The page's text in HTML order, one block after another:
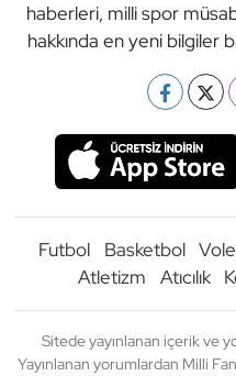
haberleri, milli spor
hakkında en yeni bilgiler
Futbol Basketbol
Atletizm
Atıcılık
Sitede yayınlanan içerik ve
Yayınlanan yorumlardan Milli